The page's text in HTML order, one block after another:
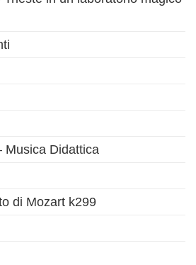
Musica Didattica
di Mozart k299